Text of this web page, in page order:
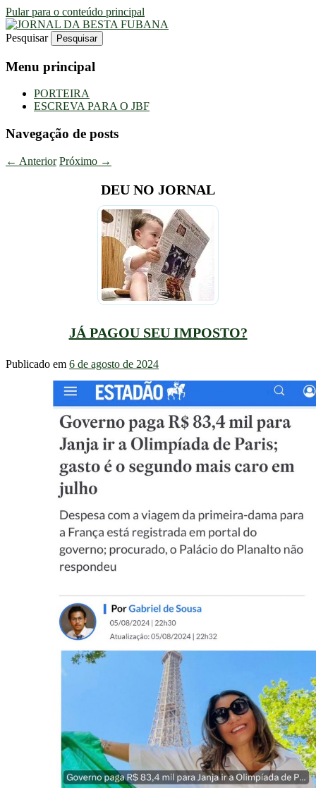
Pular para o conteúdo principal
JORNAL DA BESTA FUBANA
Uma Gazeta Escrota
Pesquisar
Menu principal
PORTEIRA
ESCREVA PARA O JBF
Navegação de posts
← Anterior Próximo →
DEU NO JORNAL
JÁ PAGOU SEU IMPOSTO?
Publicado em 6 de agosto de 2024